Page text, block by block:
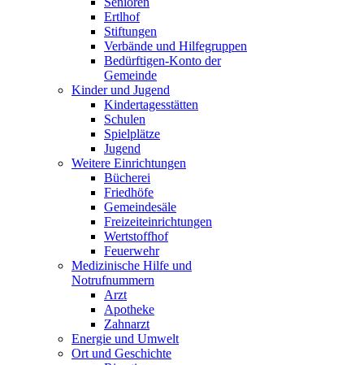
Ertlhof
Stiftungen
Verbände und Hilfegruppen
Bedürftigen-Konto der
Gemeinde
Kinder und Jugend
Kindertagesstätten
Schulen
Spielplätze
Jugend
Weitere Einrichtungen
Bücherei
Friedhöfe
Gemeindesäle
Freizeiteinrichtungen
Wertstoffhof
Feuerwehr
Medizinische Hilfe und
Notrufnummern
Arzt
Apotheke
Zahnarzt
Energie und Umwelt
Ort und Geschichte